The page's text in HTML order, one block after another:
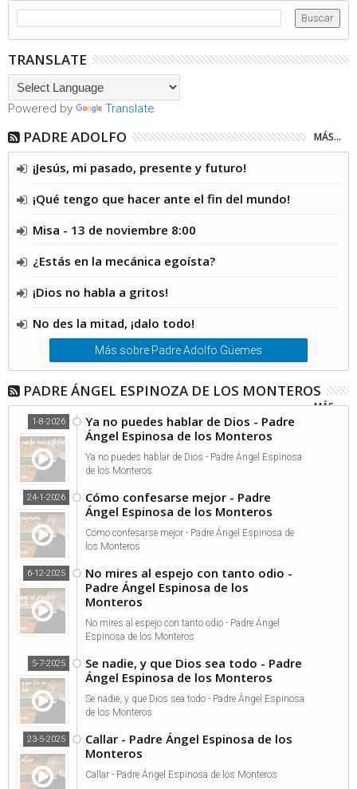
TRANSLATE
Powered by Translate
PADRE ADOLFO MÁS...
¡Jesús, mi pasado, presente y futuro!
¡Qué tengo que hacer ante el fin del mundo!
Misa - 13 de noviembre 8:00
¿Estás en la mecánica egoísta?
¡Dios no habla a gritos!
No des la mitad, ¡dalo todo!
Más sobre Padre Adolfo Güemes
PADRE ÁNGEL ESPINOZA DE LOS MONTEROS
MÁS...
Ya no puedes hablar de Dios - Padre
Ángel Espinosa de los Monteros
1-8-2026
Ya no puedes hablar de Dios - Padre Ángel Espinosa
de los Monteros
Cómo confesarse mejor - Padre
Ángel Espinosa de los Monteros
24-1-2026
Cómo confesarse mejor - Padre Ángel Espinosa de
los Monteros
No mires al espejo con tanto odio -
Padre Ángel Espinosa de los
Monteros
6-12-2025
No mires al espejo con tanto odio - Padre Ángel
Espinosa de los Monteros
Se nadie, y que Dios sea todo - Padre
Ángel Espinosa de los Monteros
5-7-2025
Se nadie, y que Dios sea todo - Padre Ángel Espinosa
de los Monteros
Callar - Padre Ángel Espinosa de los
Monteros
23-5-2025
Callar - Padre Ángel Espinosa de los Monteros